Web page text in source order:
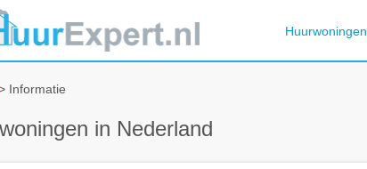
Huurwoningen
Informatie
in Nederland